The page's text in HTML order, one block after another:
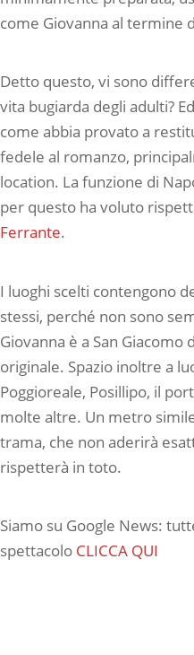
come Giovanna al termine
Detto questo, vi sono
vita bugiarda degli adulti?
come abbia provato a
fedele al romanzo,
location. La funzione di
per questo ha voluto
Ferrante.
I luoghi scelti contengono
stessi, perché non sono
Giovanna è a San
originale. Spazio inoltre a
Poggioreale, Posillipo, il
molte altre. Un metro
trama, che non aderirà
rispetterà in toto.
Siamo su Google News:
spettacolo CLICCA QUI